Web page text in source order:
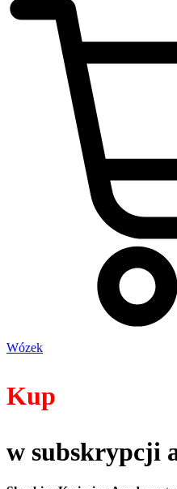
Wózek
Kup
w subskrypcji